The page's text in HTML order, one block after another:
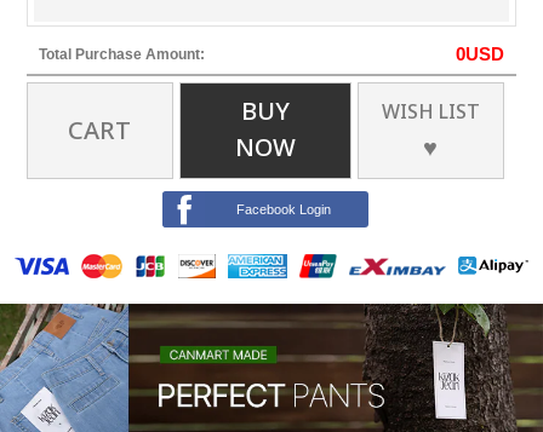
Total Purchase Amount: 0USD
CART
BUY
NOW
WISH LIST
♥
Facebook Login